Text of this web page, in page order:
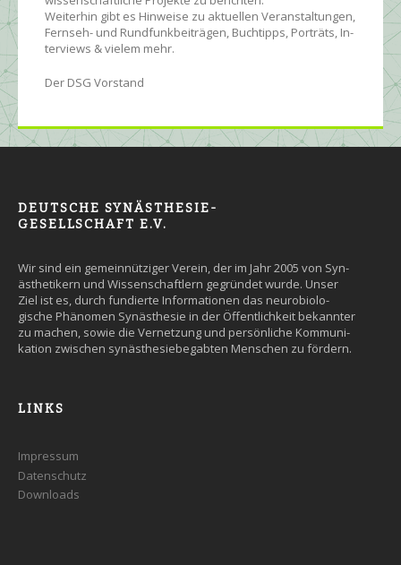
Wei­ter­hin gibt es Hin­wei­se zu ak­tu­ellen Ver­an­stal­tun­gen,
Fern­seh- und Rund­funk­bei­trägen, Buch­tipps, Por­träts, In­
ter­views & vielem mehr.
Der DSG Vorstand
DEUTSCHE SYNÄSTHESIE-
GESELLSCHAFT E.V.
Wir sind ein gemein­nütziger Ver­ein, der im Jahr 2005 von Syn­
äs­the­tikern und Wissen­schaft­lern ge­grün­det wurde. Un­ser
Ziel ist es, durch fun­dier­te Infor­ma­tio­nen das neuro­bio­lo­
gische Phäno­men Syn­äs­the­sie in der Öffent­lich­keit be­kann­ter
zu machen, so­wie die Ver­net­zung und persön­liche Kommuni­
kation zwi­schen syn­äs­the­sie­be­gab­ten Men­schen zu fördern.
LINKS
Impressum
Datenschutz
Downloads